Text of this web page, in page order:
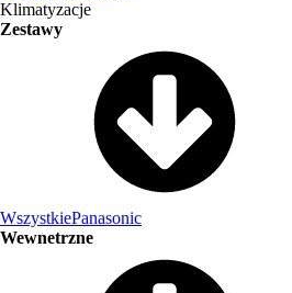
Klimatyzacje
Zestawy
WszystkiePanasonic
Wewnetrzne